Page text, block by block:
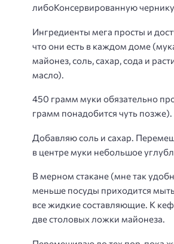
либоКонсервированную
Ингредиенты мега просты и
что они есть в каждом доме
майонез, соль, сахар, сода и
масло).
450 грамм муки обязательно
грамм понадобится чуть позже).
Добавляю соль и сахар.
в центре муки небольшое
В мерном стакане (мне так
меньше посуды приходится
все жидкие составляющие. К
две столовых ложки майонеза.